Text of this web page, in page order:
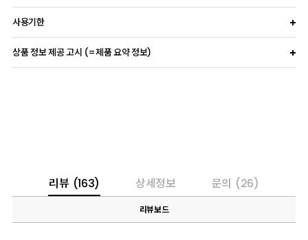
사용기한
상품 정보 제공 고시 (=제품 요약 정보)
리뷰 (163) 상세정보 문의 (26)
리뷰보드